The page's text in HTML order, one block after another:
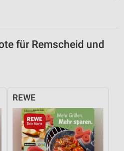
für Remscheid und
REWE